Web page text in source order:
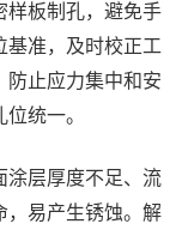
样板制孔，避免手
基准，及时校正工
防止应力集中和安
统一。
涂层厚度不足、流
，易产生锈蚀。解